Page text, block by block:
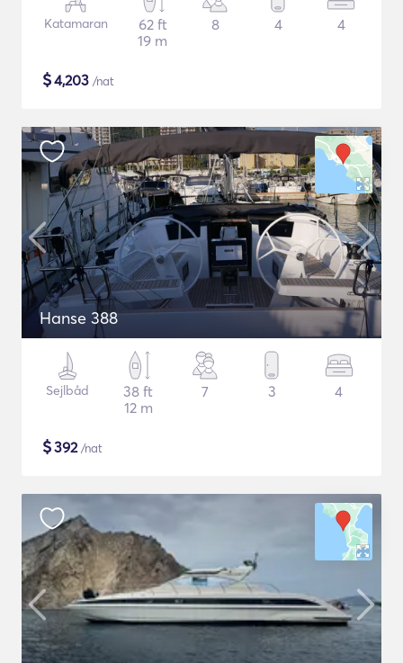
Katamaran
62 ft
19 m
8 4 4
$4,203 /nat
Hanse 388
Sejlbåd
38 ft
12 m
7 3 4
$392/nat